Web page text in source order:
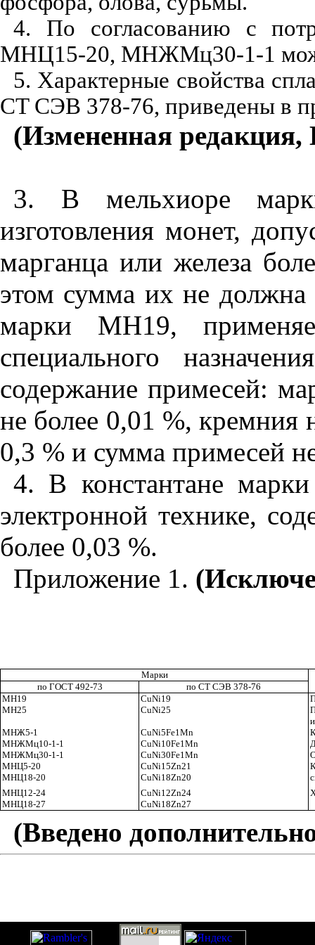
4. По согласованию с
МНЦ15-20, МНЖМц30-1-1
5. Характерные свойства
CT СЭВ 378-76, приведены в
(Измененная
3. В мельхиоре
изготовления монет,
марганца или железа
этом сумма их не
марки МН19,
специального
содержание примесей:
не более 0,01 %, кремния
0,3 % и сумма примесей
4. В константане
электронной технике,
более 0,03 %.
Приложение 1.
Марки
по ГОСТ 492-73
по СТ СЭВ 378-76
МН19
CuNi19
МН25
CuNi25
МНЖ5-1
CuNi5Fе1Mn
МНЖМц10-1-1
CuNi10Fe1Mn
МНЖМц30-1-1
CuNi30Fе1Mn
МНЦ5-20
CuNi15Zn21
МНЦ18-20 CuNi18Zn20
МНЦ12-24
CuNi12Zn24
МНЦ18-27
CuNi18Zn27
(Введено